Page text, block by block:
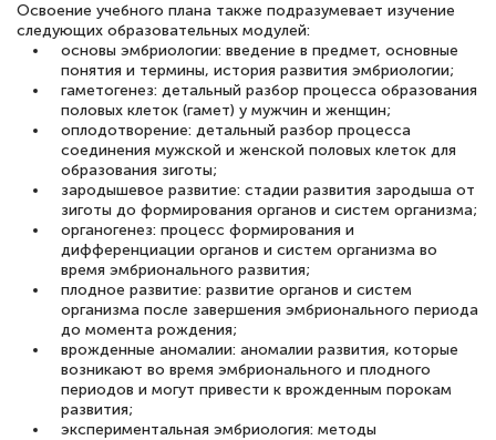
Освоение учебного плана также подразумевает изучение
следующих образовательных модулей:
основы эмбриологии: введение в предмет, основные
понятия и термины, история развития эмбриологии;
гаметогенез: детальный разбор процесса образования
половых клеток (гамет) у мужчин и женщин;
оплодотворение: детальный разбор процесса
соединения мужской и женской половых клеток для
образования зиготы;
зародышевое развитие: стадии развития зародыша от
зиготы до формирования органов и систем организма;
органогенез: процесс формирования и
дифференциации органов и систем организма во
время эмбрионального развития;
плодное развитие: развитие органов и систем
организма после завершения эмбрионального периода
до момента рождения;
врожденные аномалии: аномалии развития, которые
возникают во время эмбрионального и плодного
периодов и могут привести к врожденным порокам
развития;
экспериментальная эмбриология: методы